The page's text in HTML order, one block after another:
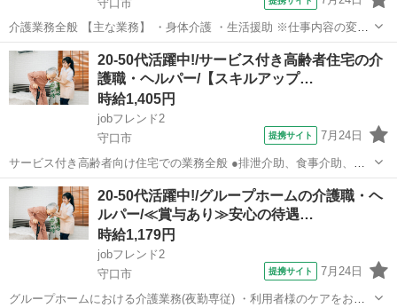
守口市
介護業務全般 【主な業務】 ・身体介護 ・生活援助 ※仕事内容の変
更：なし アルバイト,パート ・交通費支給あり ・車通勤可、駐車場あ
り ・教育体制/研修（OJTにて丁寧に指導いたします） 20-50代活躍中!
【必須...
大阪 守口市 介護
20-50代活躍中!/サービス付き高齢者住宅の介
護職・ヘルパー/【スキルアップ…
時給1,405円
jobフレンド2
守口市
提携サイト 7月24日
サービス付き高齢者向け住宅での業務全般 ●排泄介助、食事介助、服
薬介助 ●入浴・身体の清拭・部分浴 ●更衣・洗面・整容 ●起床・就寝
介助 ●清掃 アルバイト,パート ・社会保険完備 ・交通費支給 ・資格取
得お祝い金制度あ...
大阪 守口市 介護
20-50代活躍中!/グループホームの介護職・ヘ
ルパー/≪賞与あり≫安心の待遇…
時給1,179円
jobフレンド2
守口市
提携サイト 7月24日
グループホームにおける介護業務(夜勤専従) ・利用者様のケアをお任